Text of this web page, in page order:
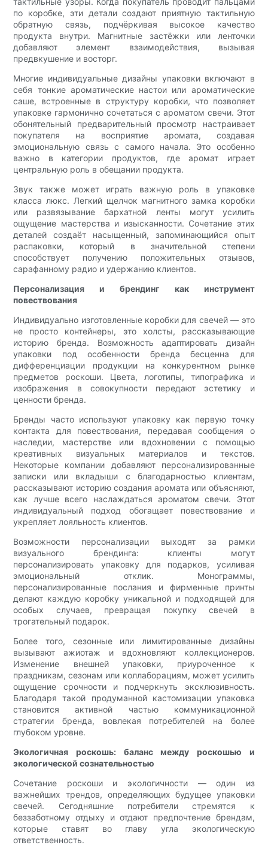
по коробке, эти детали создают приятную тактильную
обратную связь, подчёркивая высокое качество
продукта внутри. Магнитные застёжки или ленточки
добавляют элемент взаимодействия, вызывая
предвкушение и восторг.
Многие индивидуальные дизайны упаковки включают в
себя тонкие ароматические настои или ароматические
саше, встроенные в структуру коробки, что позволяет
упаковке гармонично сочетаться с ароматом свечи. Этот
обонятельный предварительный просмотр настраивает
покупателя на восприятие аромата, создавая
эмоциональную связь с самого начала. Это особенно
важно в категории продуктов, где аромат играет
центральную роль в обещании продукта.
Звук также может играть важную роль в упаковке
класса люкс. Легкий щелчок магнитного замка коробки
или развязывание бархатной ленты могут усилить
ощущение мастерства и изысканности. Сочетание этих
деталей создаёт насыщенный, запоминающийся опыт
распаковки, который в значительной степени
способствует получению положительных отзывов,
сарафанному радио и удержанию клиентов.
Персонализация и брендинг как инструмент
повествования
Индивидуально изготовленные коробки для свечей — это
не просто контейнеры, это холсты, рассказывающие
историю бренда. Возможность адаптировать дизайн
упаковки под особенности бренда бесценна для
дифференциации продукции на конкурентном рынке
предметов роскоши. Цвета, логотипы, типографика и
изображения в совокупности передают эстетику и
ценности бренда.
Бренды часто используют упаковку как первую точку
контакта для повествования, передавая сообщения о
наследии, мастерстве или вдохновении с помощью
креативных визуальных материалов и текстов.
Некоторые компании добавляют персонализированные
записки или вкладыши с благодарностью клиентам,
рассказывают историю создания аромата или объясняют,
как лучше всего наслаждаться ароматом свечи. Этот
индивидуальный подход обогащает повествование и
укрепляет лояльность клиентов.
Возможности персонализации выходят за рамки
визуального брендинга: клиенты могут
персонализировать упаковку для подарков, усиливая
эмоциональный отклик. Монограммы,
персонализированные послания и фирменные принты
делают каждую коробку уникальной и подходящей для
особых случаев, превращая покупку свечей в
трогательный подарок.
Более того, сезонные или лимитированные дизайны
вызывают ажиотаж и вдохновляют коллекционеров.
Изменение внешней упаковки, приуроченное к
праздникам, сезонам или коллаборациям, может усилить
ощущение срочности и подчеркнуть эксклюзивность.
Благодаря такой продуманной кастомизации упаковка
становится активной частью коммуникационной
стратегии бренда, вовлекая потребителей на более
глубоком уровне.
Экологичная роскошь: баланс между роскошью и
экологической сознательностью
Сочетание роскоши и экологичности — один из
важнейших трендов, определяющих будущее упаковки
свечей. Сегодняшние потребители стремятся к
беззаботному отдыху и отдают предпочтение брендам,
которые ставят во главу угла экологическую
ответственность.